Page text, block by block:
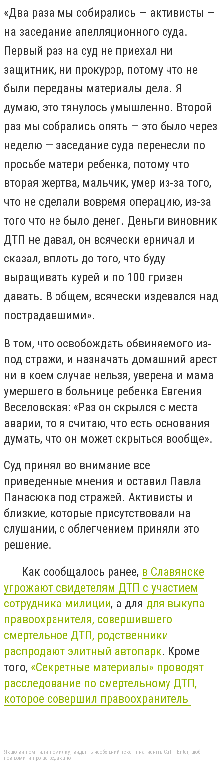
«Два раза мы собирались — активисты —
на заседание апелляционного суда.
Первый раз на суд не приехал ни
защитник, ни прокурор, потому что не
были переданы материалы дела. Я
думаю, это тянулось умышленно. Второй
раз мы собрались опять — это было через
неделю — заседание суда перенесли по
просьбе матери ребенка, потому что
вторая жертва, мальчик, умер из-за того,
что не сделали вовремя операцию, из-за
того что не было денег. Деньги виновник
ДТП не давал, он всячески ерничал и
сказал, вплоть до того, что буду
выращивать курей и по 100 гривен
давать. В общем, всячески издевался над
пострадавшими».
В том, что освобождать обвиняемого из-
под стражи, и назначать домашний арест
ни в коем случае нельзя, уверена и мама
умершего в больнице ребенка Евгения
Веселовская: «Раз он скрылся с места
аварии, то я считаю, что есть основания
думать, что он может скрыться вообще».
Суд принял во внимание все
приведенные мнения и оставил Павла
Панасюка под стражей. Активисты и
близкие, которые присутствовали на
слушании, с облегчением приняли это
решение.
Как сообщалось ранее, в Славянске
угрожают свидетелям ДТП с участием
сотрудника милиции, а для для выкупа
правоохранителя, совершившего
смертельное ДТП, родственники
распродают элитный автопарк. Кроме
того, «Секретные материалы» проводят
расследование по смертельному ДТП,
которое совершил правоохранитель
Якщо ви помітили помилку, виділіть необхідний текст і натисніть Ctrl + Enter, щоб
повідомити про це редакцію